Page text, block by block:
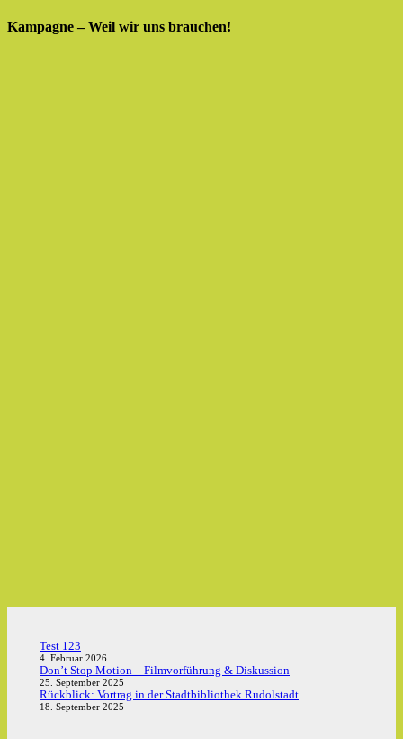
Kampagne – Weil wir uns brauchen!
Test 123
4. Februar 2026
Don’t Stop Motion – Filmvorführung & Diskussion
25. September 2025
Rückblick: Vortrag in der Stadtbibliothek Rudolstadt
18. September 2025